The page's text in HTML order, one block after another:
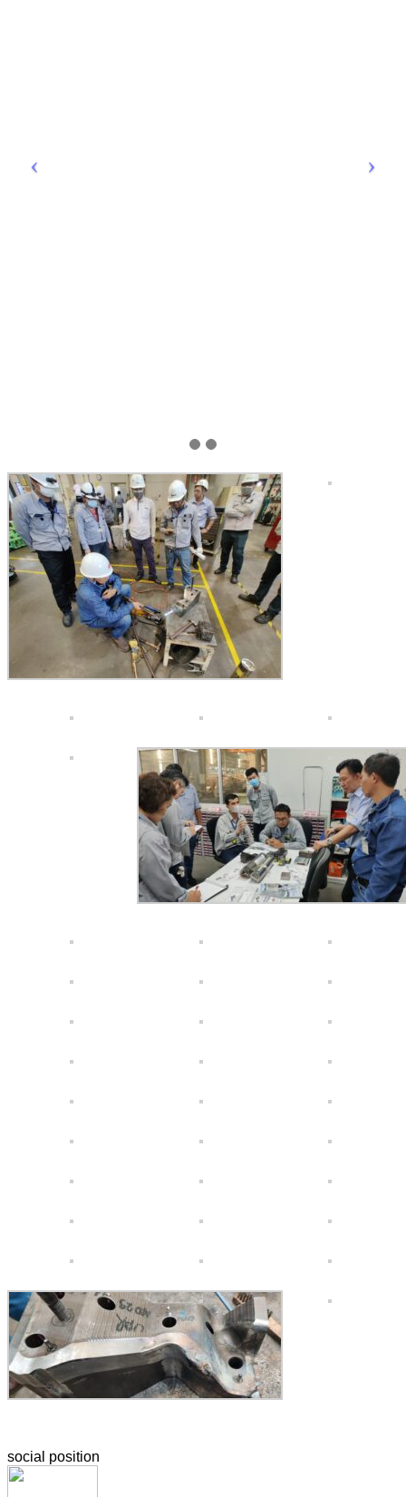
social position